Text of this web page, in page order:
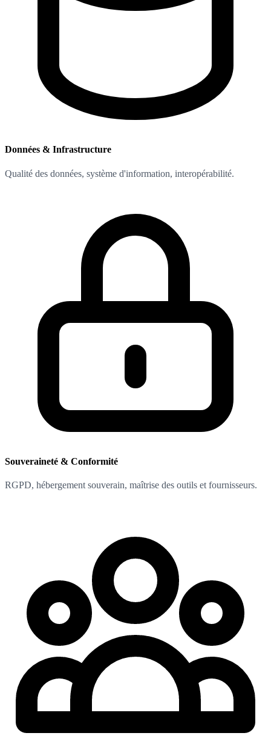
Données & Infrastructure
Qualité des données, système d'information, interopérabilité.
Souveraineté & Conformité
RGPD, hébergement souverain, maîtrise des outils et fournisseurs.